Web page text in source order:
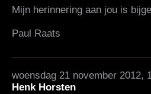
Mijn herinnering aan jou is
Paul Raats
woensdag 21 november 2012,
Henk Horsten